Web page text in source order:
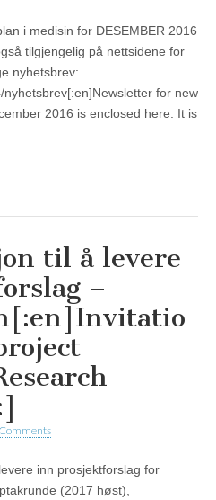
i medisin for DESEMBER 2016
tilgjengelig på nettsidene for
nyhetsbrev:
for new
2016 is enclosed here. It is
til å levere
–
inn prosjektforslag for
(2017 høst),